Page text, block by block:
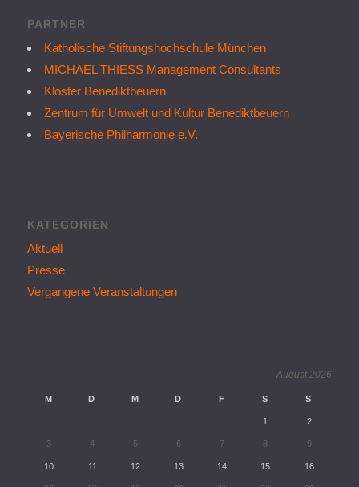
PARTNER
Katholische Stiftungshochschule München
MICHAEL THIESS Management Consultants
Kloster Benediktbeuern
Zentrum für Umwelt und Kultur Benediktbeuern
Bayerische Philharmonie e.V.
KATEGORIEN
Aktuell
Presse
Vergangene Veranstaltungen
August 2026
M D M D F S S
1 2
3 4 5 6 7 8 9
10 11 12 13 14 15 16